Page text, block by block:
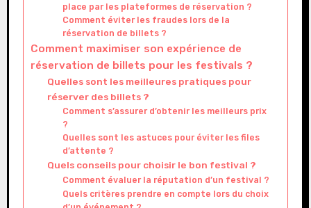
place par les plateformes de réservation ?
Comment éviter les fraudes lors de la
réservation de billets ?
Comment maximiser son expérience de
réservation de billets pour les festivals ?
Quelles sont les meilleures pratiques pour
réserver des billets ?
Comment s’assurer d’obtenir les meilleurs prix
?
Quelles sont les astuces pour éviter les files
d’attente ?
Quels conseils pour choisir le bon festival ?
Comment évaluer la réputation d’un festival ?
Quels critères prendre en compte lors du choix